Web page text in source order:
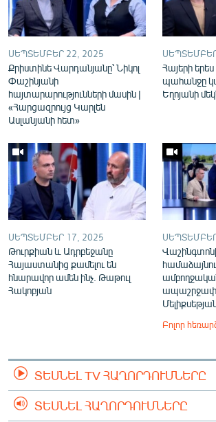
ՍԵՊՏԵՄԲԵՐ 22, 2025
Քրիստինե Վարդանյանը՝ Նիկոլ
Փաշինյանի
հայտարարությունների մասին |
«Հարցազրույց Կարլեն
Ասլանյանի հետ»
Հայերի երես
պահանջը
Եղոյանի
ՍԵՊՏԵՄԲԵՐ 17, 2025
Թուրքիան և Ադրբեջանը
Հայաստանից քամելու են
հնարավոր ամեն ինչ. Թաթուլ
Հակոբյան
Բոլոր
ՏԵՍՆԵԼ TV ՀԱՂՈՐԴՈՒՄՆԵՐԸ
ՏԵՍՆԵԼ ՀԱՂՈՐԴՈՒՄՆԵՐԸ